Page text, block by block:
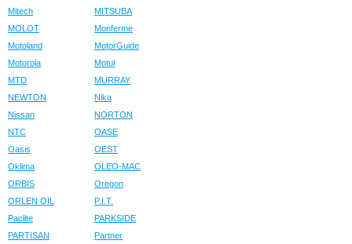
Mitech
MITSUBA
MOLOT
Monferme
Motoland
MotorGuide
Motorola
Motul
MTD
MURRAY
NEWTON
Nika
Nissan
NORTON
NTC
OASE
Oasis
OEST
Oklima
OLEO-MAC
ORBIS
Oregon
ORLEN OIL
P.I.T.
Paclite
PARKSIDE
PARTISAN
Partner